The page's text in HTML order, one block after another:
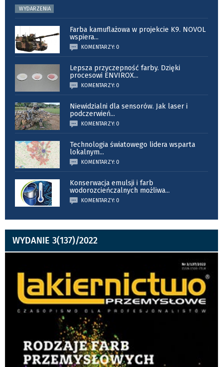
WYDARZENIA
Farba kamuflażowa w projekcie K9. NOVOL
wspiera...
KOMENTARZY: 0
Lepsza przyczepność farby. Dzięki
procesowi ENVIROX...
KOMENTARZY: 0
Niewidzialni dla sensorów. Jak laser i
podczerwień...
KOMENTARZY: 0
Technologia światowego lidera wsparta
lokalnym...
KOMENTARZY: 0
Konserwacja emulsji i farb
wodorozcieńczalnych możliwa...
KOMENTARZY: 0
WYDANIE 3(137)/2022